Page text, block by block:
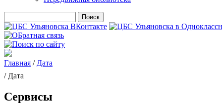
Форма поиска
Вы здесь
Главная / Дата
/ Дата
Сервисы